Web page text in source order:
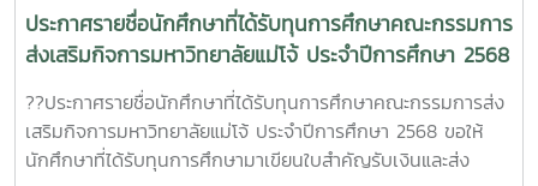
ประกาศรายชื่อนักศึกษาที่ได้รับทุนการศึกษาคณะกรรมการ
ส่งเสริมกิจการมหาวิทยาลัยแม่โจ้ ประจำปีการศึกษา 2568
??ประกาศรายชื่อนักศึกษาที่ได้รับทุนการศึกษาคณะกรรมการส่ง
เสริมกิจการมหาวิทยาลัยแม่โจ้ ประจำปีการศึกษา 2568 ขอให้
นักศึกษาที่ได้รับทุนการศึกษามาเขียนใบสำคัญรับเงินและส่ง